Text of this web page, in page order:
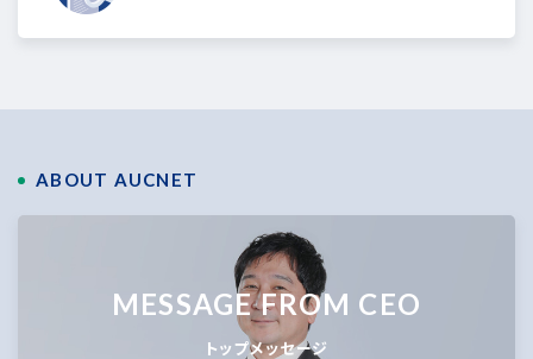
ABOUT AUCNET
MESSAGE FROM CEO
トップメッセージ